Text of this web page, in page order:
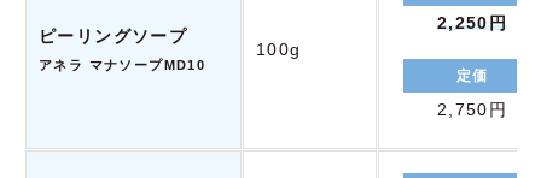
ピーリングソープ
アネラ マナソープMD10
100g
2,250円
定価
2,750円